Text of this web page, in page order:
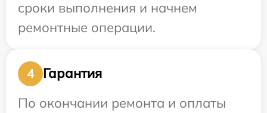
сроки выполнения и начнем
ремонтные операции.
4
Гарантия
По окончании ремонта и оплаты